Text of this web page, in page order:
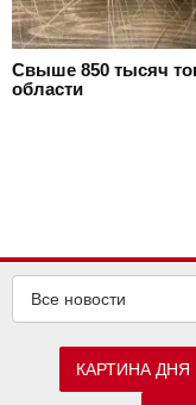
Свыше 850 тысяч
области
Все новости
КАРТИНА ДНЯ